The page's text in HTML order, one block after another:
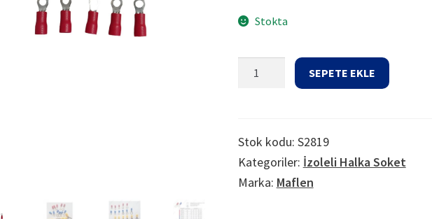
Stokta
Pabuç
M3
Kırmızı
SEPETE EKLE
Stok kodu: S2819
Kategoriler: İzoleli Halka Soket
Marka: Maflen